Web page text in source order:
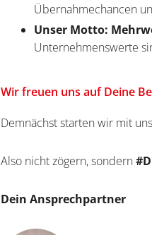
Übernahmechancen
Unser Motto:
Unternehmenswerte
Wir freuen uns auf Deine
Demnächst starten wir mit
Also nicht zögern, sondern
Dein Ansprechpartner